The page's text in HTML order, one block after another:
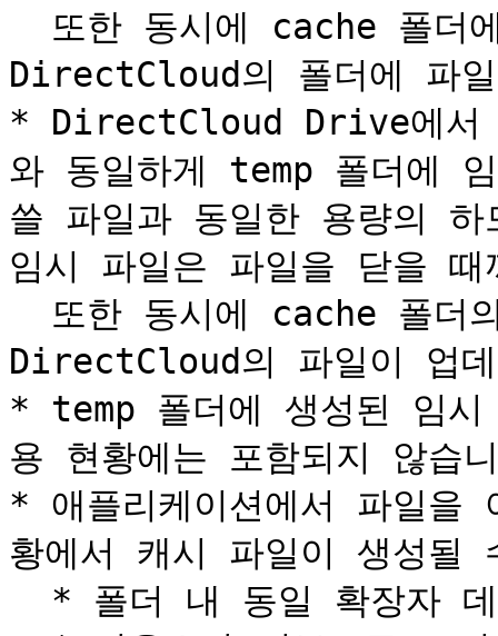
DirectCloud의 폴더에 파
* DirectCloud Drive에서
와 동일하게 temp 폴더에
쓸 파일과 동일한 용량의
임시 파일은 파일을 닫을
DirectCloud의 파일이 업데
* temp 폴더에 생성된 임
용 현황에는 포함되지 않습
* 애플리케이션에서 파일을
황에서 캐시 파일이 생성될